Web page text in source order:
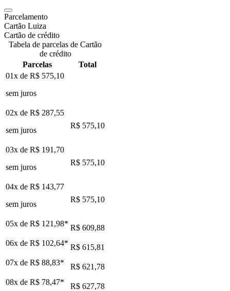
Parcelamento
Cartão Luiza
Cartão de crédito
Tabela de parcelas de Cartão
de crédito
Parcelas
Total
01x de R$ 575,10
sem juros
02x de R$ 287,55
sem juros
R$ 575,10
03x de R$ 191,70
sem juros
R$ 575,10
04x de R$ 143,77
sem juros
R$ 575,10
05x de R$ 121,98* R$ 609,88
06x de R$ 102,64* R$ 615,81
07x de R$ 88,83*
R$ 621,78
08x de R$ 78,47*
R$ 627,78